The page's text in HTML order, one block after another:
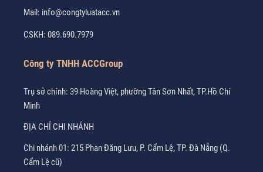
Mail: info@congtyluatacc.vn
CSKH: 089.690.7979
Công ty TNHH ACCGroup
Trụ sở chính: 39 Hoàng Việt, phường Tân Sơn Nhất, TP.Hồ Chí
Minh
ĐỊA CHỈ CHI NHÁNH
Chi nhánh 01: 215 Phan Đăng Lưu, P. Cẩm Lệ, TP. Đà Nẵng (Q.
Cẩm Lệ cũ)